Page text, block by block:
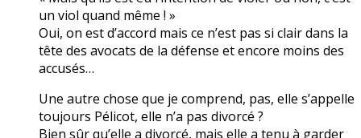
un viol quand même ! »
Oui, on est d’accord mais ce n’est pas si clair dans la
tête des avocats de la défense et encore moins des
accusés…
Une autre chose que je comprend, pas, elle s’appelle
toujours Pélicot, elle n’a pas divorcé ?
Bien sûr qu’elle a divorcé, mais elle a tenu à garder